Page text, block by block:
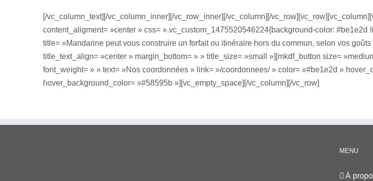
[/vc_column_text][/vc_column_inner][/vc_row_inner][/vc_column][/
content_aligment= »center » css= ».vc_custom_1475520546224{background-color:
title= »Mandarine peut vous construire un forfait ou itinéraire hors du commun, selon vos
title_text_align= »center » margin_bottom= » » title_size= »small »][mkdf_button size=
font_weight= » » text= »Nos coordonnées » link= »/coordonnees/ » color= »#be1e2d »
hover_background_color= »#58595b »][vc_empty_space][/vc_column][/vc_row]
MENU
À